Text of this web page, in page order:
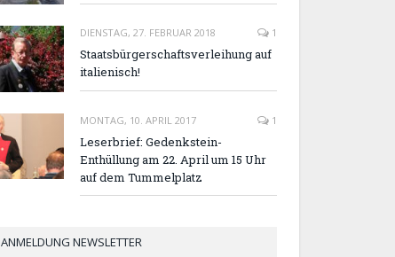
DIENSTAG, 27. FEBRUAR 2018 1
Staatsbürgerschaftsverleihung auf
italienisch!
MONTAG, 10. APRIL 2017 1
Leserbrief: Gedenkstein-
Enthüllung am 22. April um 15 Uhr
auf dem Tummelplatz
ANMELDUNG NEWSLETTER